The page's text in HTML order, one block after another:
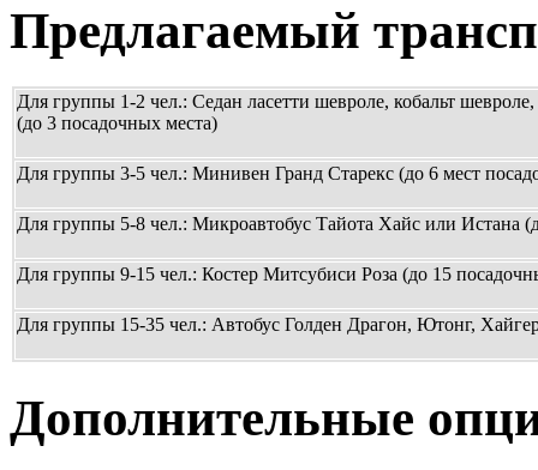
Предлагаемый
Для группы 1-2 чел.: Седан ласетти шевроле, кобальт шевроле,
(до 3 посадочных места)
Для группы 3-5 чел.: Минивен Гранд Старекс (до 6 мест
Для группы 5-8 чел.: Микроавтобус Тайота Хайс или Истана
Для группы 9-15 чел.: Костер Митсубиси Роза (до 15
Для группы 15-35 чел.: Автобус Голден Драгон, Ютонг,
Дополнительные